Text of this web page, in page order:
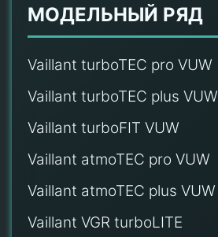
МОДЕЛЬНЫЙ РЯД
Vaillant turboTEC pro VUW
Vaillant turboTEC plus VUW
Vaillant turboFIT VUW
Vaillant atmoTEC pro VUW
Vaillant atmoTEC plus VUW
Vaillant VGR turboLITE